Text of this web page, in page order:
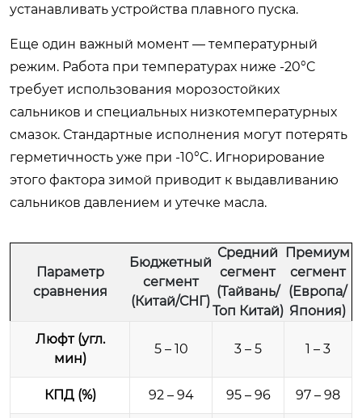
устанавливать устройства плавного пуска.
Еще один важный момент — температурный
режим. Работа при температурах ниже -20°C
требует использования морозостойких
сальников и специальных низкотемпературных
смазок. Стандартные исполнения могут потерять
герметичность уже при -10°C. Игнорирование
этого фактора зимой приводит к выдавливанию
сальников давлением и утечке масла.
Параметр
сравнения
Бюджетный
сегмент
(Китай/СНГ)
Средний
сегмент
(Тайвань/
Топ Китай)
Премиум
сегмент
(Европа/
Япония)
Люфт (угл.
мин)
5 – 10 3 – 5 1 – 3
КПД (%) 92 – 94 95 – 96 97 – 98